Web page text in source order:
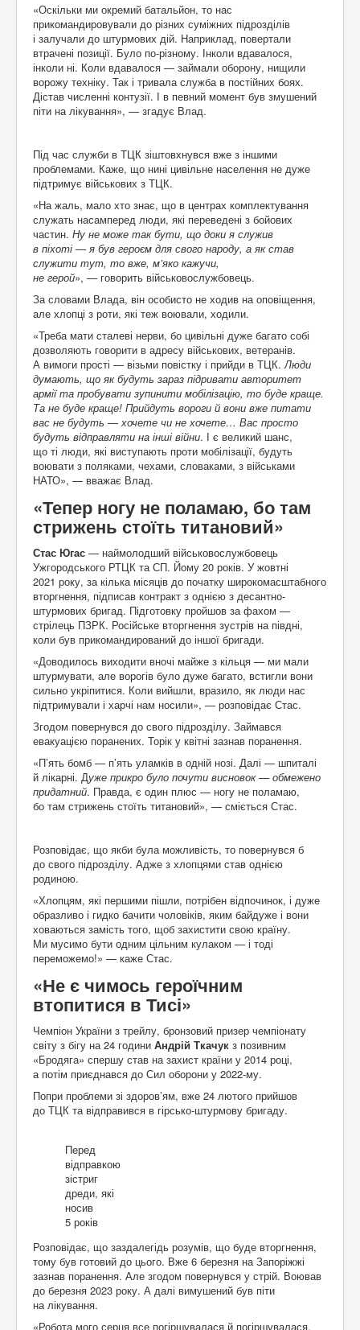
«Оскільки ми окремий батальйон, то нас
прикомандировували до різних суміжних підрозділів
і залучали до штурмових дій. Наприклад, повертали
втрачені позиції. Було по-різному. Інколи вдавалося,
інколи ні. Коли вдавалося — займали оборону, нищили
ворожу техніку. Так і тривала служба в постійних боях.
Дістав численні контузії. І в певний момент був змушений
піти на лікування», — згадує Влад.
Під час служби в ТЦК зіштовхнувся вже з іншими
проблемами. Каже, що нині цивільне населення не дуже
підтримує військових з ТЦК.
«На жаль, мало хто знає, що в центрах комплектування
служать насамперед люди, які переведені з бойових
частин. Ну не може так бути, що доки я служив
в піхоті — я був героєм для свого народу, а як став
служити тут, то вже, м’яко кажучи,
не герой», — говорить військовослужбовець.
За словами Влада, він особисто не ходив на оповіщення,
але хлопці з роти, які теж воювали, ходили.
«Треба мати сталеві нерви, бо цивільні дуже багато собі
дозволяють говорити в адресу військових, ветеранів.
А вимоги прості — візьми повістку і прийди в ТЦК.Люди
думають, що як будуть зараз підривати авторитет
армії та пробувати зупинити мобілізацію, то буде краще.
Та не буде краще! Прийдуть вороги й вони вже питати
вас не будуть — хочете чи не хочете… Вас просто
будуть відправляти на інші війни. І є великий шанс,
що ті люди, які виступають проти мобілізації, будуть
воювати з поляками, чехами, словаками, з військами
НАТО», — вважає Влад.
«Тепер ногу не поламаю, бо там
стрижень стоїть титановий»
Стас Югас — наймолодший військовослужбовець
Ужгородського РТЦК та СП. Йому 20 років. У жовтні
2021 року, за кілька місяців до початку широкомасштабного
вторгнення, підписав контракт з однією з десантно-
штурмових бригад. Підготовку пройшов за фахом —
стрілець ПЗРК. Російське вторгнення зустрів на півдні,
коли був прикомандирований до іншої бригади.
«Доводилось виходити вночі майже з кільця — ми мали
штурмувати, але ворогів було дуже багато, встигли вони
сильно укріпитися. Коли вийшли, вразило, як люди нас
підтримували і харчі нам носили», — розповідає Стас.
Згодом повернувся до свого підрозділу. Займався
евакуацією поранених. Торік у квітні зазнав поранення.
«П’ять бомб — п’ять уламків в одній нозі. Далі — шпиталі
й лікарні. Дуже прикро було почути висновок — обмежено
придатний. Правда, є один плюс — ногу не поламаю,
бо там стрижень стоїть титановий», — сміється Стас.
Розповідає, що якби була можливість, то повернувся б
до свого підрозділу. Адже з хлопцями став однією
родиною.
«Хлопцям, які першими пішли, потрібен відпочинок, і дуже
образливо і гидко бачити чоловіків, яким байдуже і вони
ховаються замість того, щоб захистити свою країну.
Ми мусимо бути одним цільним кулаком — і тоді
переможемо!» — каже Стас.
«Не є чимось героїчним
втопитися в Тисі»
Чемпіон України з трейлу, бронзовий призер чемпіонату
світу з бігу на 24 години Андрій Ткачук з позивним
«Бродяга» спершу став на захист країни у 2014 році,
а потім приєднався до Сил оборони у 2022-му.
Попри проблеми зі здоров’ям, вже 24 лютого прийшов
до ТЦК та відправився в гірсько-штурмову бригаду.
Перед
відправкою
зістриг
дреди, які
носив
5 років
Розповідає, що заздалегідь розумів, що буде вторгнення,
тому був готовий до цього. Вже 6 березня на Запоріжжі
зазнав поранення. Але згодом повернувся у стрій. Воював
до березня 2023 року. А далі вимушений був піти
на лікування.
«Робота мого серця все погіршувалася й погіршувалася,